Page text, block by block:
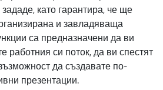
като гарантира, че ще
и завладяваща
са предназначени да ви
работния си поток, да ви спестят
да създавате по-
презентации.